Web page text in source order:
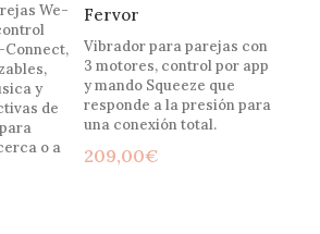
We-
Connect,
y
de
o a
Fervor
Vibrador para parejas con
3 motores, control por app
y mando Squeeze que
responde a la presión para
una conexión total.
209,00€